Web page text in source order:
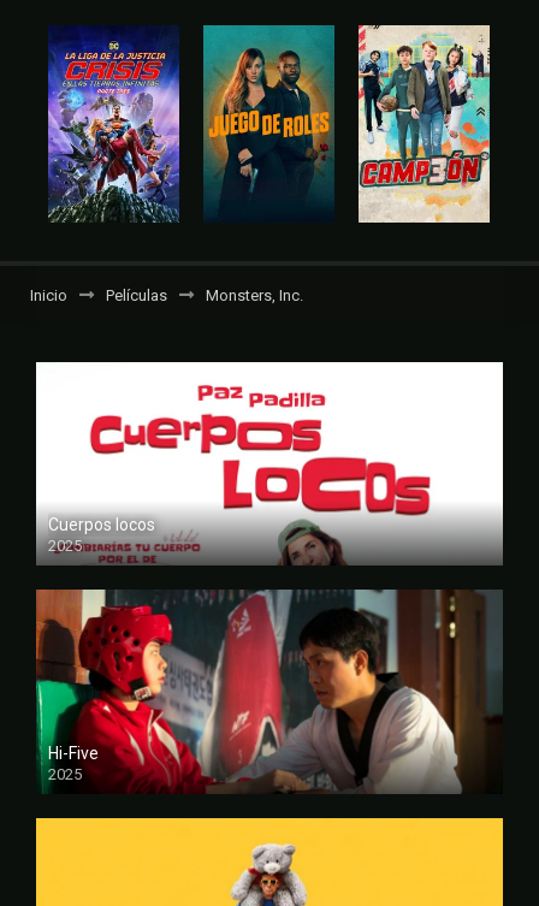
Inicio Películas Monsters, Inc.
Cuerpos locos
2025
FULL HD
Hi-Five
2025
FULL HD